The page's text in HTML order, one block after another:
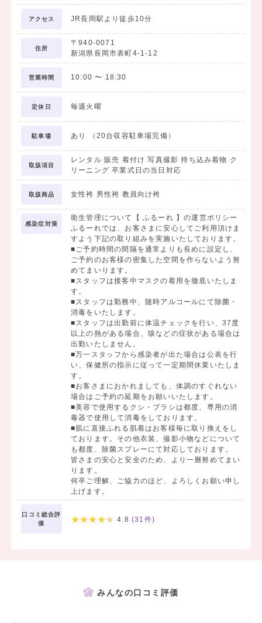
アクセス JR長岡駅より徒歩10分
住所
〒940-0071
新潟県長岡市表町4-1-12
営業時間 10:00 〜 18:30
定休日 毎週火曜
駐車場 あり （20台収容駐車場完備）
取扱項目
レンタル 販売 着付け 写真撮影 持ち込み着物 ク
リーニング 卒業式日の当日対応
取扱商品 女性袴 男性袴 教員向け袴
感染症対策
衛生管理について【 ふるーれ 】の運営ポリシー
ふるーれでは、お客さまに安心してご利用頂けま
すよう下記の取り組みを実施いたしております。
■ご予約時間の間隔を通常よりも長めに設定し、
ご予約のお客様の密集した空間を作らないよう努
めてまいります。
■スタッフは接客中マスクの着用を徹底いたしま
す。
■スタッフは勤務中、随時アルコールにて除菌・
消毒をいたします。
■スタッフは出勤前に体温チェックを行い、37度
以上の熱がある場合、咳などの症状がある場合は
出勤いたしません。
■万一スタッフから感染者が出た場合は公表を行
い、保健所の指示に従って一定期間休業いたしま
す。
■お客さまにおかれましても、体調のすぐれない
場合はご予約の延期をお願いいたします。
■美容で使用するクシ・ブラシは都度、専用の消
毒器で使用して消毒をしております。
■肌に直接ふれる肌着はお客様毎に取り換えをし
ております。その他衣装、撮影小物などについて
も都度、除菌スプレーにて対応しております。
皆さまの安心と安全のため、より一層努めてまい
ります。
何卒ご理解、ご協力のほど、よろしくお願い申し
上げます。
口コミ総合評
価
4.8 (31 件)
みんなの口コミ評価